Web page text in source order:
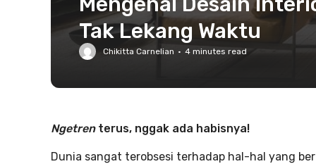
Tak Lekang Waktu
Chikitta Carnelian · 4 minutes read
Ngetrenterus, nggak ada habisnya!
Dunia sangat terobsesi terhadap hal-hal yang